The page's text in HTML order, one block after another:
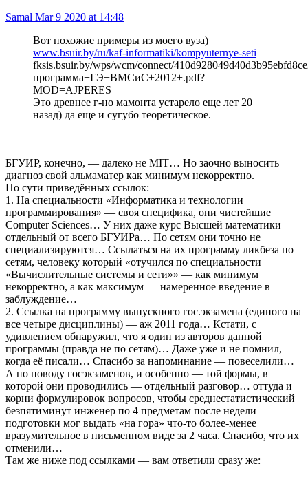
Samal Mar 9 2020 at 14:48
Вот похожие примеры из моего вуза)
www.bsuir.by/ru/kaf-informatiki/kompyuternye-seti
fksis.bsuir.by/wps/wcm/connect/
программа+ГЭ+ВМСиС+2012+.pdf?
MOD=AJPERES
Это древнее г-но мамонта устарело еще лет 20
назад) да еще и сугубо теоретическое.
БГУИР, конечно, — далеко не MIT… Но заочно выносить
диагноз свой альмаматер как минимум некорректно.
По сути приведённых ссылок:
1. На специальности «Информатика и технологии
программирования» — своя специфика, они чистейшие
Computer Sciences… У них даже курс Высшей математики —
отдельный от всего БГУИРа… По сетям они точно не
специализируются… Ссылаться на их программу ликбеза по
сетям, человеку который «отучился по специальности
«Вычислительные системы и сети»» — как минимум
некорректно, а как максимум — намеренное введение в
заблуждение…
2. Ссылка на программу выпускного гос.экзамена (единого на
все четыре дисциплины) — аж 2011 года… Кстати, с
удивлением обнаружил, что я один из авторов данной
программы (правда не по сетям)… Даже уже и не помнил,
когда её писали… Спасибо за напоминание — повеселили…
А по поводу госэкзаменов, и особенно — той формы, в
которой они проводились — отдельный разговор… оттуда и
корни формулировок вопросов, чтобы среднестатистический
безпятиминут инженер по 4 предметам после недели
подготовки мог выдать «на гора» что-то более-менее
вразумительное в письменном виде за 2 часа. Спасибо, что их
отменили…
Там же ниже под ссылками — вам ответили сразу же: